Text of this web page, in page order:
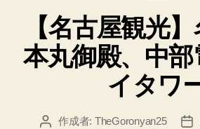
と
日
常
の
こ
と
ゴ
リ
ー
【名古屋観光
本丸御殿、中部
イタワ
投 作成者: TheGoronyan25
投